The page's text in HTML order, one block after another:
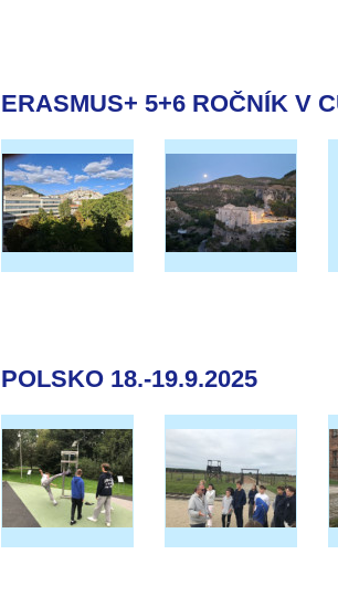
ERASMUS+ 5+6 ROČNÍK V
POLSKO 18.-19.9.2025